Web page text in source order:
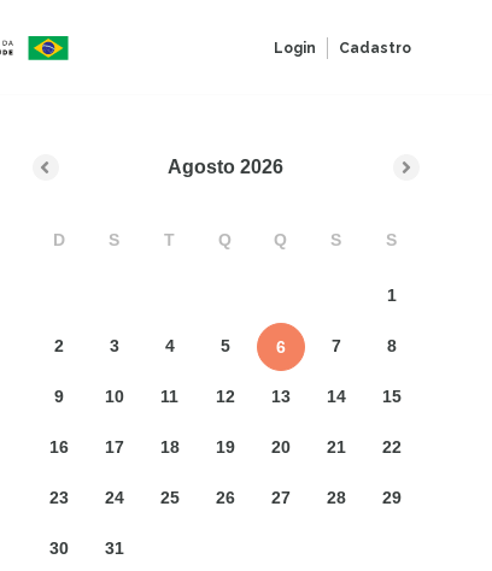
Login Cadastro
Agosto 2026
D S T Q Q S S
1
2 3 4 5 6 7 8
9 10 11 12 13 14 15
16 17 18 19 20 21 22
23 24 25 26 27 28 29
30 31